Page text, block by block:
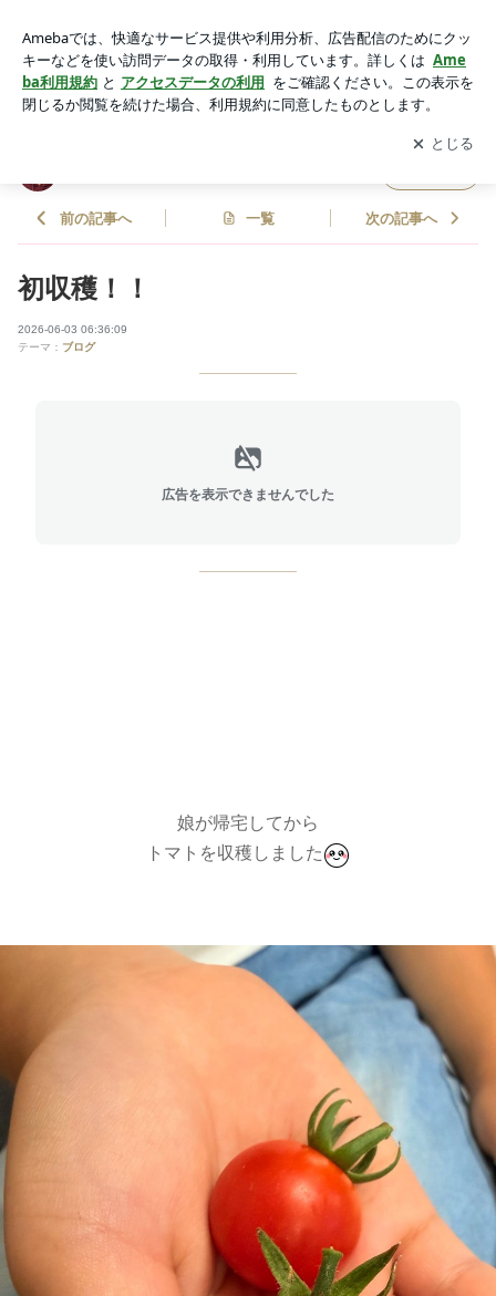
by Amebaアプリをダウンロードして ブログの更新通知
を受け取りまし
ょう。
開く
前の記事へ 一覧 次の記事へ
初収穫！！
2026-06-03 06:36:09
テーマ： ブログ
広告を表示できませんでした
娘が帰宅してから
トマトを収穫しました